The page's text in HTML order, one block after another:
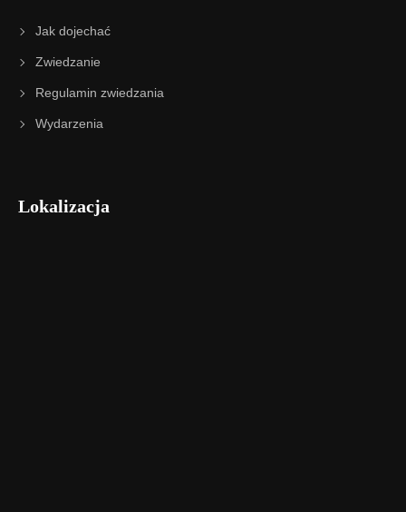
Jak dojechać
Zwiedzanie
Regulamin zwiedzania
Wydarzenia
Lokalizacja